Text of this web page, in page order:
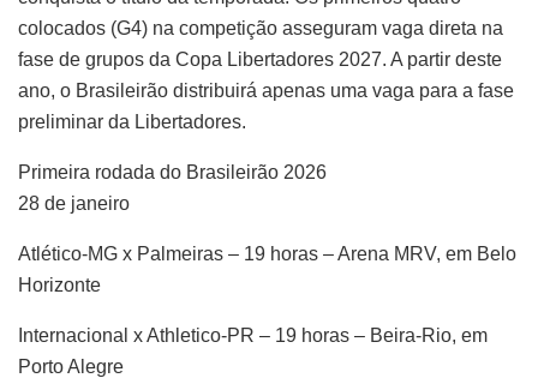
colocados (G4) na competição asseguram vaga direta na
fase de grupos da Copa Libertadores 2027. A partir deste
ano, o Brasileirão distribuirá apenas uma vaga para a fase
preliminar da Libertadores.
Primeira rodada do Brasileirão 2026
28 de janeiro
Atlético-MG x Palmeiras – 19 horas – Arena MRV, em Belo
Horizonte
Internacional x Athletico-PR – 19 horas – Beira-Rio, em
Porto Alegre